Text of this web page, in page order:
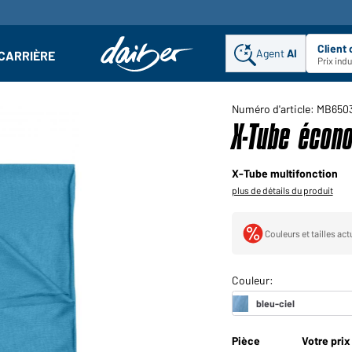
: Ouvrir le sous-menu AgentAI Client
Prix
Numéro d'article:
X-Tube
X-Tube multifonction
plus de détails du produit
Couleurs et tailles
Pièce Votre